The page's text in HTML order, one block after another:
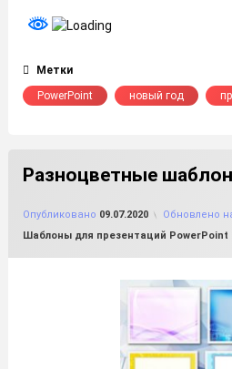
Метки
PowerPoint
новый год
Разноцветные
Опубликовано 09.07.2020 Обновлено
Рубрики:
Шаблоны для презентаций PowerPoint